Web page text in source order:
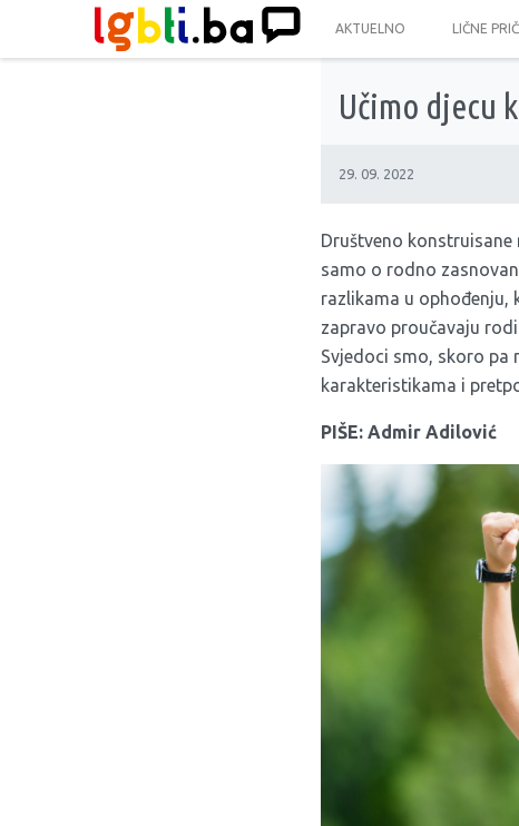
AKTUELNO LIČNE
Učimo djecu
29. 09. 2022
Društveno
samo o rodno
razlikama u ophođenju,
zapravo proučavaju
Svjedoci smo, skoro
karakteristikama i
PIŠE: Admir Adilović